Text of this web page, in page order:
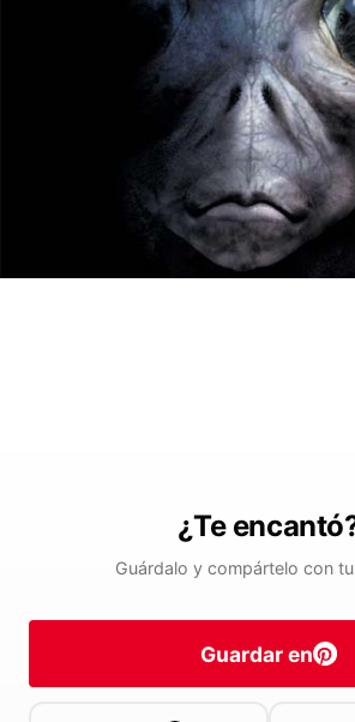
¿Te
Guárdalo y compártelo con
Guardar en